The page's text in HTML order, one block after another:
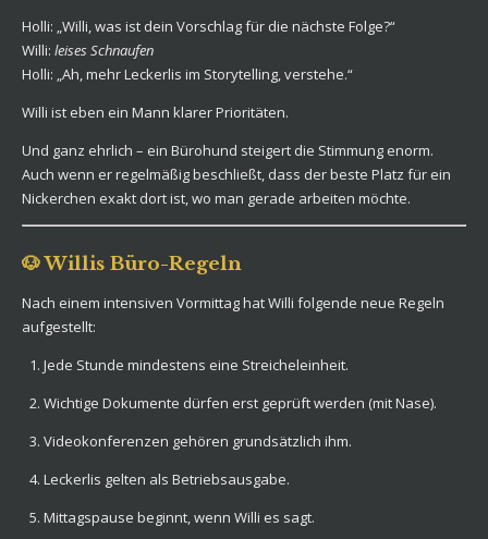
Holli: „Willi, was ist dein Vorschlag für die nächste Folge?“
Willi: leises Schnaufen
Holli: „Ah, mehr Leckerlis im Storytelling, verstehe.“
Willi ist eben ein Mann klarer Prioritäten.
Und ganz ehrlich – ein Bürohund steigert die Stimmung enorm.
Auch wenn er regelmäßig beschließt, dass der beste Platz für ein
Nickerchen exakt dort ist, wo man gerade arbeiten möchte.
🐶 Willis Büro-Regeln
Nach einem intensiven Vormittag hat Willi folgende neue Regeln
aufgestellt:
Jede Stunde mindestens eine Streicheleinheit.
Wichtige Dokumente dürfen erst geprüft werden (mit Nase).
Videokonferenzen gehören grundsätzlich ihm.
Leckerlis gelten als Betriebsausgabe.
Mittagspause beginnt, wenn Willi es sagt.